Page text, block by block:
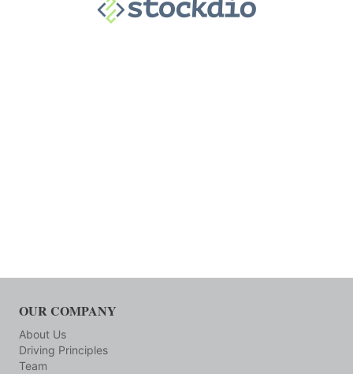
OUR COMPANY
About Us
Driving Principles
Team